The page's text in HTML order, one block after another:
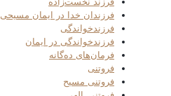
فرزندان خدا در ایمان مسیحی
فرزندخواندگی
فرزندخواندگی در ایمان
فرمان‌های ده‌گانه
فروتنی
فروتنی مسیح